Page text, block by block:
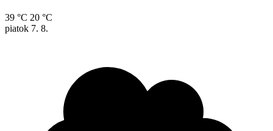
39 °C 20 °C
piatok 7. 8.